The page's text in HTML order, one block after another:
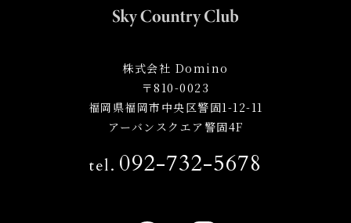
株式会社 Domino
〒810-0023
福岡県福岡市中央区警固1-12-11
アーバンスクエア警固4F
tel. 092-732-5678